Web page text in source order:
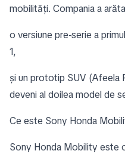
mobilități. Compania a
o versiune pre-serie a
1,
și un prototip SUV
deveni al doilea model de
Ce este Sony Honda
Sony Honda Mobility este